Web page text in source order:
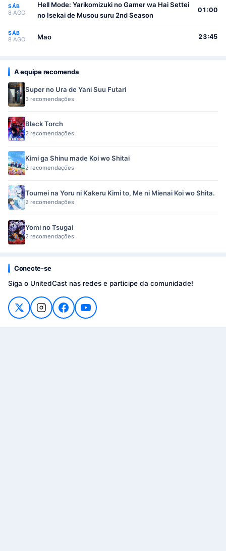
SÁB
8 AGO
Hell Mode: Yarikomizuki no Gamer wa Hai Settei
no Isekai de Musou suru 2nd Season
01:00
SÁB
8 AGO Mao 23:45
A equipe recomenda
Super no Ura de Yani Suu Futari
3 recomendações
Black Torch
2 recomendações
Kimi ga Shinu made Koi wo Shitai
2 recomendações
Toumei na Yoru ni Kakeru Kimi to, Me ni Mienai Koi wo Shita.
2 recomendações
Yomi no Tsugai
2 recomendações
Conecte-se
Siga o UnitedCast nas redes e participe da comunidade!